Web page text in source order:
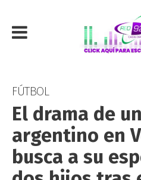
FÚTBOL
El drama de
argentino en
busca a su